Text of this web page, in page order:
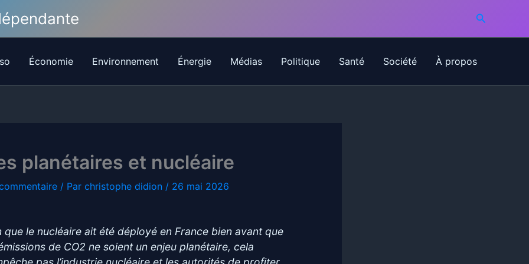
Économie Environnement Énergie Médias Politique Santé Société À propos
planétaires et nucléaire
/ Par christophe didion / 26 mai 2026
que le nucléaire ait été déployé en France bien avant que
de CO2 ne soient un enjeu planétaire, cela